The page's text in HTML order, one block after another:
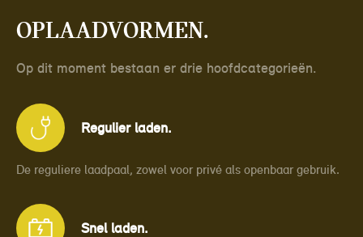
Oplaadvormen.
Op dit moment bestaan er drie hoofdcategorieën.
Regulier laden.
De reguliere laadpaal, zowel voor privé als openbaar gebruik.
Snel laden.